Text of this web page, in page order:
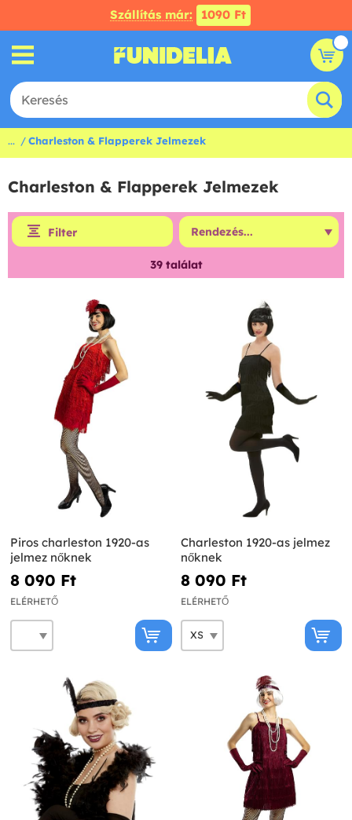
Szállítás már: 1090 Ft
... Charleston & Flapperek Jelmezek
Charleston & Flapperek Jelmezek
Filter
39találat
Piros charleston 1920-as
jelmez nőknek
8 090 Ft‎
ELÉRHETŐ
Charleston 1920-as jelmez
nőknek
8 090 Ft‎
ELÉRHETŐ